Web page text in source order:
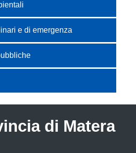
e di emergenza
di Matera